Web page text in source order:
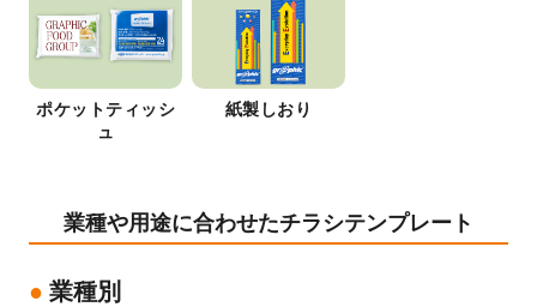
ポケットティッシ
ュ
紙製しおり
業種や用途に合わせたチラシテンプレート
業種別